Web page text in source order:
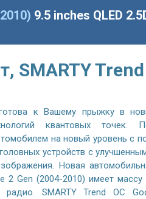
9.5 inches QLED
SMARTY
к Вашему прыжку в
квантовых точек.
на новый уровень с
устройств с
Новая
2 Gen (2004-2010) имеет
радио. SMARTY Trend ОС